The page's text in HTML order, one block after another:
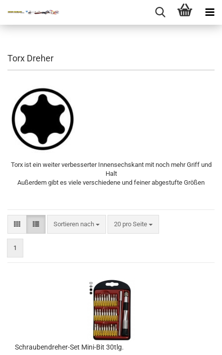
Torx Dreher
Torx ist ein weiter verbesserter Innensechskant mit noch mehr Griff und
Halt
Außerdem gibt es viele verschiedene und feiner abgestufte Größen
Sortieren nach
Sortieren nach 20 pro Seite
pro Seite
1
Schraubendreher-Set Mini-Bit 30tlg.